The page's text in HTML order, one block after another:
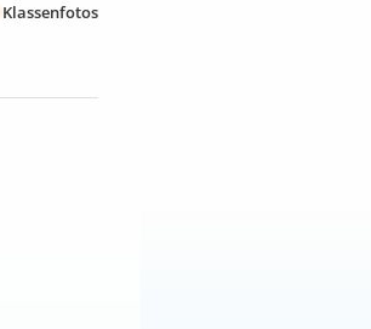
Klassenfotos